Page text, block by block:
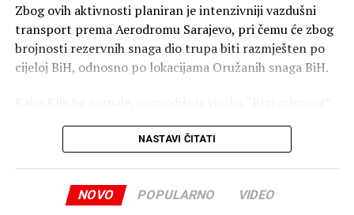
Zbog ovih aktivnosti planiran je intenzivniji vazdušni
transport prema Aerodromu Sarajevo, pri čemu će zbog
brojnosti rezervnih snaga dio trupa biti razmješten po
cijeloj BiH, odnosno po lokacijama Oružanih snaga BiH.
prethodne, zbog čega se očekuje dolazak padobranskih
jedinica iz Italije.
Iz EUFOR-a uvjeravaju da se intenzivniji vojni saobraćaj
NASTAVI ČITATI
NOVO POPULARNO VIDEO